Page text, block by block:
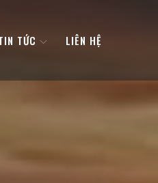
TỨC LIÊN HỆ